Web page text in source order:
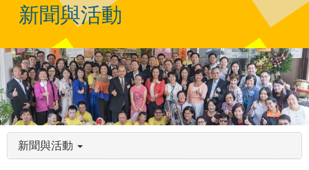
新聞與活動
新聞與活動